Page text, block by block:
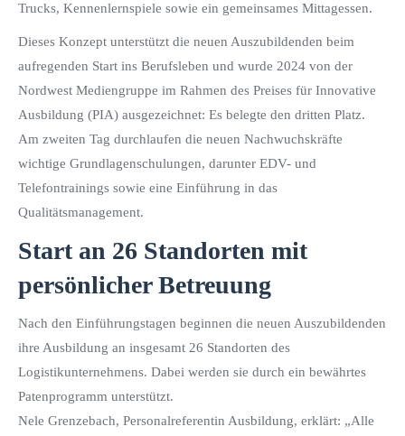
Trucks, Kennenlernspiele sowie ein gemeinsames Mittagessen.
Dieses Konzept unterstützt die neuen Auszubildenden beim
aufregenden Start ins Berufsleben und wurde 2024 von der
Nordwest Mediengruppe im Rahmen des Preises für Innovative
Ausbildung (PIA) ausgezeichnet: Es belegte den dritten Platz.
Am zweiten Tag durchlaufen die neuen Nachwuchskräfte
wichtige Grundlagenschulungen, darunter EDV- und
Telefontrainings sowie eine Einführung in das
Qualitätsmanagement.
Start an 26 Standorten mit
persönlicher Betreuung
Nach den Einführungstagen beginnen die neuen Auszubildenden
ihre Ausbildung an insgesamt 26 Standorten des
Logistikunternehmens. Dabei werden sie durch ein bewährtes
Patenprogramm unterstützt.
Nele Grenzebach, Personalreferentin Ausbildung, erklärt: „Alle